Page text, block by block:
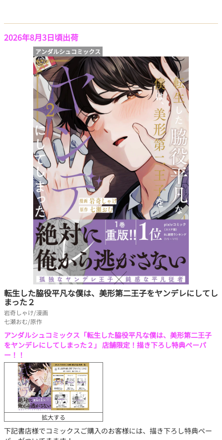
2026年8月3日頃出荷
アンダルシュコミックス
転生した脇役平凡な僕は、美形第二王子をヤンデレにしてし
まった２
岩奇しゃけ/漫画
七瀬おむ/原作
アンダルシュコミックス「転生した脇役平凡な僕は、美形第二王子
をヤンデレにしてしまった２」 店舗限定！描き下ろし特典ペーパ
ー！！
拡大する
下記書店様でコミックスご購入のお客様には、描き下ろし特典ペー